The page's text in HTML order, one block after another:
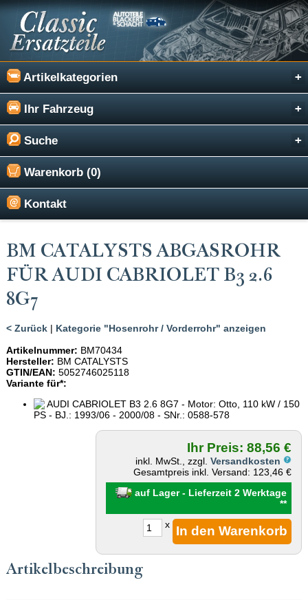
Artikelkategorien
Ihr Fahrzeug
Suche
Warenkorb (0)
Kontakt
BM CATALYSTS ABGASROHR
FÜR AUDI CABRIOLET B3 2.6
8G7
< Zurück| Kategorie "Hosenrohr / Vorderrohr" anzeigen
Artikelnummer: BM70434
Hersteller: BM CATALYSTS
GTIN/EAN: 5052746025118
Variante für*:
AUDI CABRIOLET B3 2.6 8G7 - Motor: Otto, 110 kW / 150
PS - BJ.: 1993/06 - 2000/08 - SNr.: 0588-578
Ihr Preis: 88,56 €
inkl. MwSt., zzgl.Versandkosten
Gesamtpreis inkl. Versand: 123,46 €
auf Lager - Lieferzeit 2 Werktage
**
x
Artikelbeschreibung